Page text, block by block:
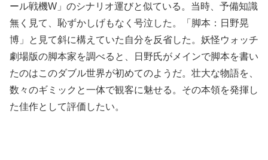
ール戦機W」のシナリオ運びと似ている。当時、予備知識
無く見て、恥ずかしげもなく号泣した。「脚本：日野晃
博」と見て斜に構えていた自分を反省した。妖怪ウォッチ
劇場版の脚本家を調べると、日野氏がメインで脚本を書い
たのはこのダブル世界が初めてのようだ。壮大な物語を、
数々のギミックと一体で観客に魅せる。その本領を発揮し
た佳作として評価したい。